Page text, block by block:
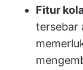
Fitur
tersebar